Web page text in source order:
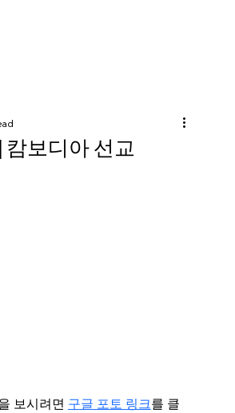
보디아 선교
보시려면 구글 포토 링크를 클